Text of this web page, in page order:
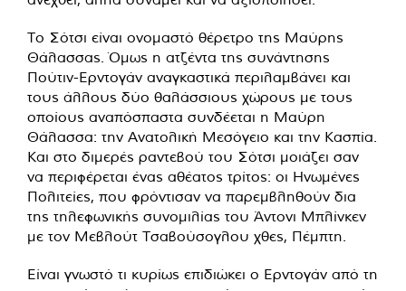
Το Σότσι είναι ονομαστό θέρετρο της Μαύρης
Θάλασσας. Όμως η ατζέντα της συνάντησης
Πούτιν-Ερντογάν αναγκαστικά περιλαμβάνει και
τους άλλους δύο θαλάσσιους χώρους με τους
οποίους αναπόσπαστα συνδέεται η Μαύρη
Θάλασσα: την Ανατολική Μεσόγειο και την Κασπία.
Και στο διμερές ραντεβού του Σότσι μοιάζει σαν
να περιφέρεται ένας αθέατος τρίτος: οι Ηνωμένες
Πολιτείες, που φρόντισαν να παρεμβληθούν δια
της τηλεφωνικής συνομιλίας του Άντονι Μπλίνκεν
με τον Μεβλούτ Τσαβούσογλου χθες, Πέμπτη.
Είναι γνωστό τι κυρίως επιδιώκει ο Ερντογάν από τη